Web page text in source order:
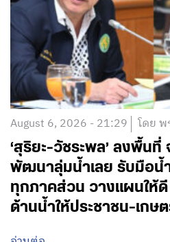
August 6, 2026 - 21:29 โดย พ
‘สุริยะ-วัชระพล’ ลงพื้นที่
พัฒนาลุ่มน้ำเลย รับมือน้
ทุกภาคส่วน วางแผนให้
ด้านน้ำให้ประชาชน-เกษ